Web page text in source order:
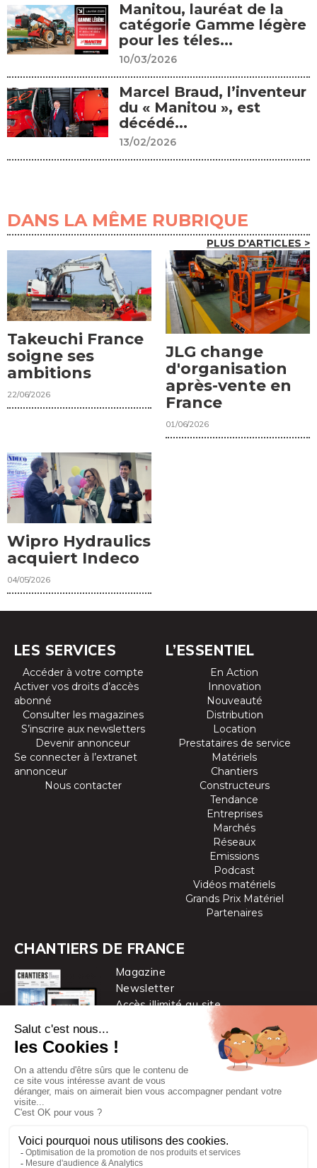
Manitou, lauréat de la
catégorie Gamme légère
pour les téles...
10/03/2026
Marcel Braud, l’inventeur
du « Manitou », est
décédé...
13/02/2026
DANS LA MÊME RUBRIQUE
PLUS D'ARTICLES >
Takeuchi France
soigne ses
ambitions
22/06/2026
JLG change
d'organisation
après-vente en
France
01/06/2026
Wipro Hydraulics
acquiert Indeco
04/05/2026
LES SERVICES
Accéder à votre compte
Activer vos droits d’accès
abonné
Consulter les magazines
S’inscrire aux newsletters
Devenir annonceur
Se connecter à l’extranet
annonceur
Nous contacter
L’ESSENTIEL
En Action
Innovation
Nouveauté
Distribution
Location
Prestataires de service
Matériels
Chantiers
Constructeurs
Tendance
Entreprises
Marchés
Réseaux
Emissions
Podcast
Vidéos matériels
Grands Prix Matériel
Partenaires
CHANTIERS DE FRANCE
Magazine
Newsletter
Accès illimité au site
Chantiers de France est une marque